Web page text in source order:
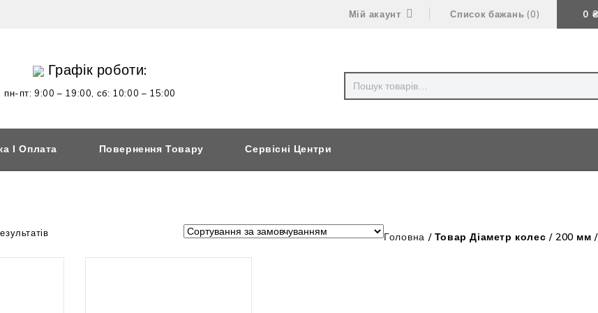
Мій акаунт Список бажань 0 0
Графік роботи:
пн-пт: 9:00 – 19:00, сб: 10:00 – 15:00
І Оплата Повернення Товару Сервісні Центри
Головна / Товар Діаметр колес / 200 мм